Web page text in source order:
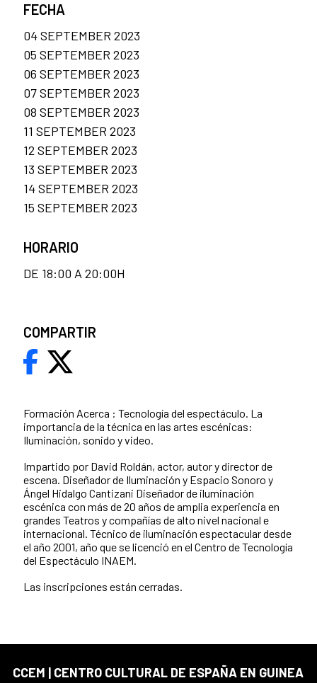
Formación Acerca : Tecnología del espectáculo. La
importancia de la técnica en las artes escénicas:
Iluminación, sonido y video.
Impartido por David Roldán, actor, autor y director de
escena. Diseñador de Iluminación y Espacio Sonoro y
Ángel Hidalgo Cantizani Diseñador de iluminación
escénica con más de 20 años de amplia experiencia en
grandes Teatros y compañías de alto nivel nacional e
internacional. Técnico de iluminación espectacular desde
el año 2001, año que se licenció en el Centro de Tecnología
del Espectáculo INAEM.
Las inscripciones están cerradas.
FECHA
04 SEPTEMBER 2023
05 SEPTEMBER 2023
06 SEPTEMBER 2023
07 SEPTEMBER 2023
08 SEPTEMBER 2023
11 SEPTEMBER 2023
12 SEPTEMBER 2023
13 SEPTEMBER 2023
14 SEPTEMBER 2023
15 SEPTEMBER 2023
HORARIO
DE 18:00 A 20:00H
COMPARTIR
CCEM | CENTRO CULTURAL DE ESPAÑA EN GUINEA